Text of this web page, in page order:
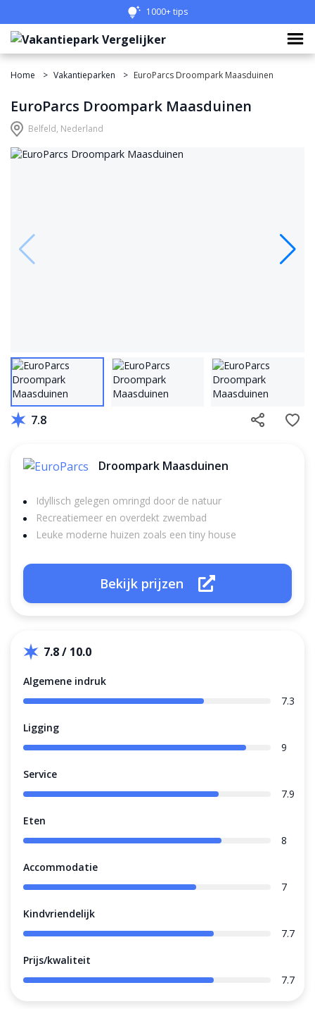
Eenvoudig vergelijken
Home Vakantieparken EuroParcs Droompark Maasduinen
EuroParcs Droompark Maasduinen
Belfeld, Nederland
7.8
Droompark Maasduinen
Idyllisch gelegen omringd door de natuur
Recreatiemeer en overdekt zwembad
Leuke moderne huizen zoals een tiny house
Bekijk prijzen
7.8 / 10.0
Algemene indruk
7.3
Ligging
9
Service
7.9
Eten
8
Accommodatie
7
Kindvriendelijk
7.7
Prijs/kwaliteit
7.7